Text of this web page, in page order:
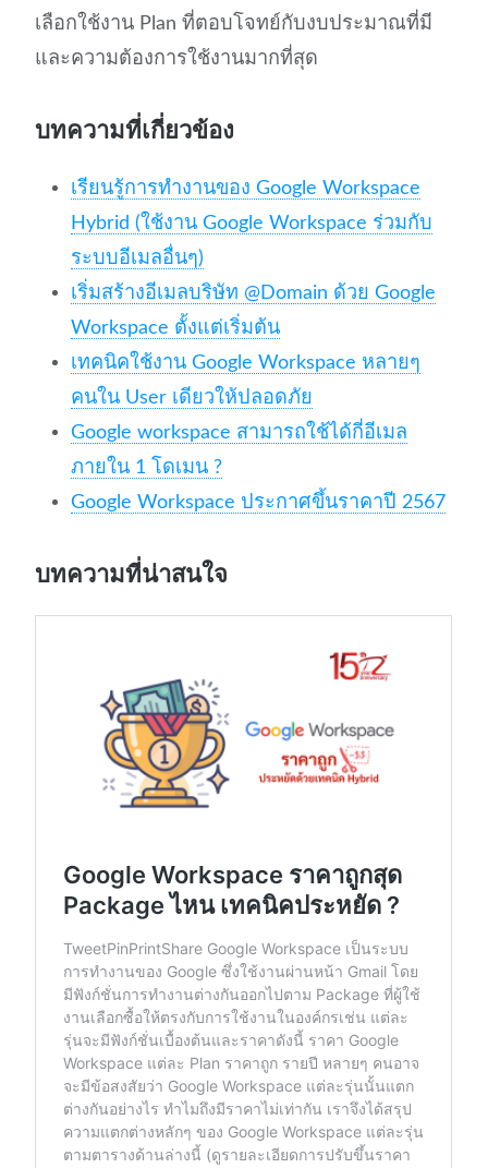
เลือกใช้งาน Plan ที่ตอบโจทย์กับงบประมาณที่มี
และความต้องการใช้งานมากที่สุด
บทความที่เกี่ยวข้อง
เรียนรู้การทำงานของ Google Workspace
Hybrid (ใช้งาน Google Workspace ร่วมกับ
ระบบอีเมลอื่นๆ)
เริ่มสร้างอีเมลบริษัท @Domain ด้วย Google
Workspace ตั้งแต่เริ่มต้น
เทคนิคใช้งาน Google Workspace หลายๆ
คนใน User เดียวให้ปลอดภัย
Google workspace สามารถใช้ได้กี่อีเมล
ภายใน 1 โดเมน ?
Google Workspace ประกาศขึ้นราคาปี 2567
บทความที่น่าสนใจ